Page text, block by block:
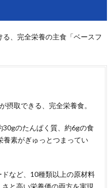
、完全栄養の主食「ベースフ
が摂取できる、完全栄養食。
30gのたんぱく質、約6gの食
養素がぎゅっとつまってい
など、 10種類以上の原材料
さと高い栄養価の両方を実現